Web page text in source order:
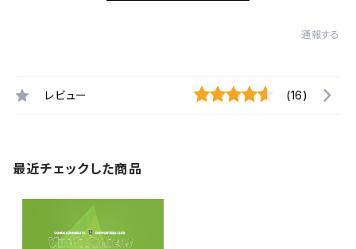
通報する
レビュー (16)
最近チェックした商品